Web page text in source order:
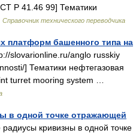
Р 41.46 99] Тематики
Справочник технического переводчика
платформ башенного типа на
slovarionline.ru/anglo russkiy
] Тематики нефтегазовая
turret mooring system …
в одной точке отражающей
кривизны в одной точке